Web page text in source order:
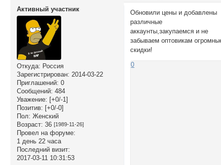
Активный участник
Откуда: Россия
Зарегистрирован: 2014-03-22
Приглашений: 0
Сообщений: 484
Уважение: [+0/-1]
Позитив: [+0/-0]
Пол: Женский
Возраст: 36 [1989-11-26]
Провел на форуме:
1 день 22 часа
Последний визит:
2017-03-11 10:31:53
Обновили цены и добавлены
различные
аккаунты,закупаемся и не
забываем оптовикам
скидки!
0